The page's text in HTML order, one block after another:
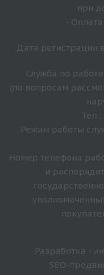
при
-
Дата регистрации
Служба по
(по вопросам
Режим работы
Номер телефона
и
Разработка -
SEO-